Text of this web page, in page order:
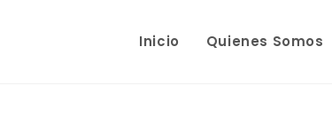
Inicio Quienes Somos